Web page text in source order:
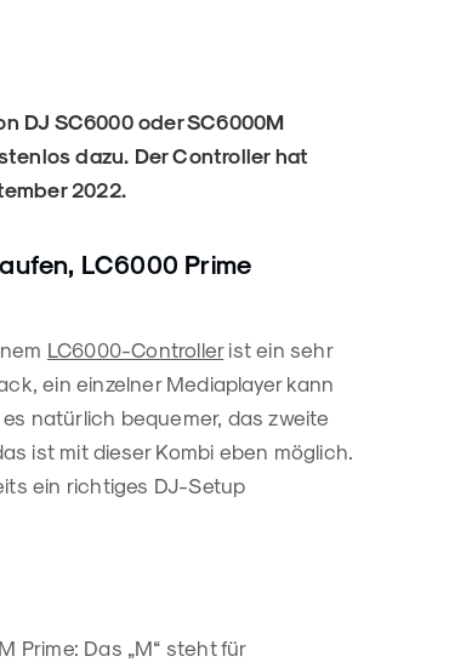
DJ SC6000 oder SC6000M
dazu. Der Controller hat
2022.
LC6000 Prime
LC6000-Controllerist ein sehr
ein einzelner Mediaplayer kann
natürlich bequemer, das zweite
ist mit dieser Kombi eben möglich.
ein richtiges DJ-Setup
Prime: Das „M“ steht für